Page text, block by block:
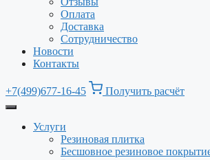
Оплата
Доставка
Сотрудничество
Новости
Контакты
+7(499)677-16-45 Получить расчёт
Услуги
Резиновая плитка
Бесшовное резиновое